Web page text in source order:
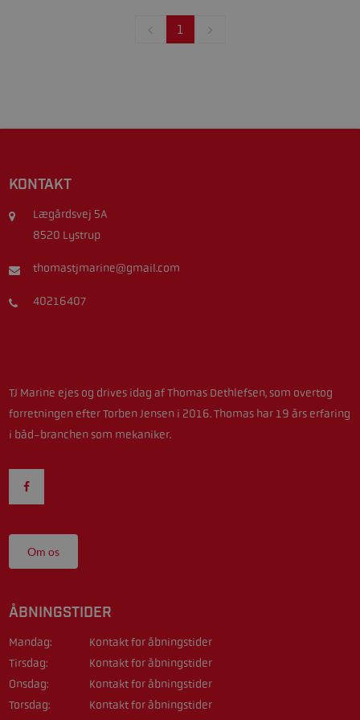
1
KONTAKT
Lægårdsvej 5A
8520 Lystrup
thomastjmarine@gmail.com
40216407
TJ Marine ejes og drives idag af Thomas Dethlefsen, som overtog
forretningen efter Torben Jensen i 2016. Thomas har 19 års erfaring
i båd-branchen som mekaniker.
Om os
ÅBNINGSTIDER
Mandag:
Kontakt for åbningstider
Tirsdag:
Kontakt for åbningstider
Onsdag:
Kontakt for åbningstider
Torsdag:
Kontakt for åbningstider